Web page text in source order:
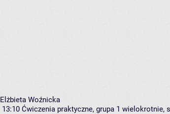
Elżbieta Woźnicka
13:10 Ćwiczenia praktyczne, grupa 1 wielokrotnie,